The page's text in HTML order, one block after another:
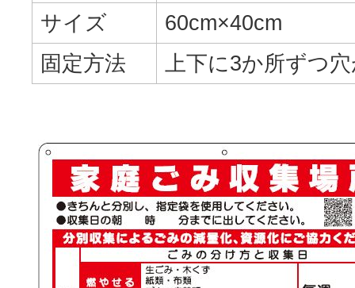
サイズ
60cm×40cm
固定方法
上下に3か所ずつ